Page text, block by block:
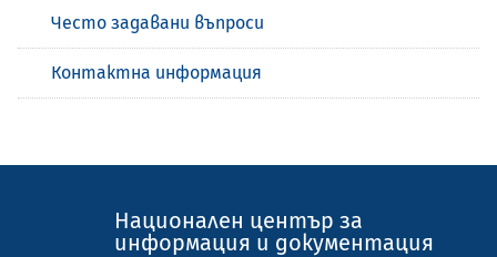
Често задавани въпроси
Контактна информация
Национален център за
информация и документация